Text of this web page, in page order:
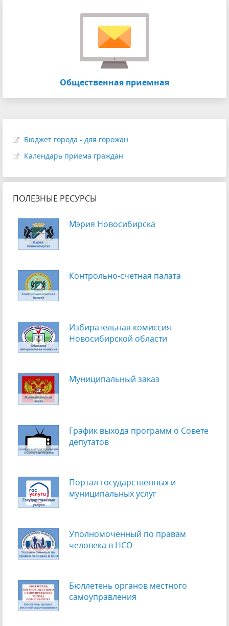
Общественная приемная
Бюджет города - для горожан
Календарь приема граждан
ПОЛЕЗНЫЕ РЕСУРСЫ
Мэрия Новосибирска
Контрольно-счетная палата
Избирательная комиссия
Новосибирской области
Муниципальный заказ
График выхода программ о Cовете
депутатов
Портал государственных и
муниципальных услуг
Уполномоченный по правам
человека в НСО
Бюллетень органов местного
самоуправления